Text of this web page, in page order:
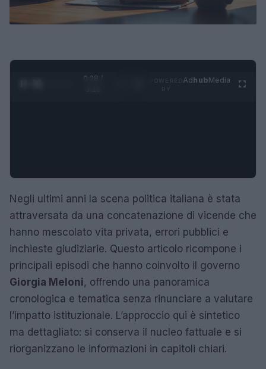
0:29 /
AdhubMedia
Negli ultimi anni la scena politica italiana è stata
attraversata da una concatenazione di vicende che
hanno mescolato vita privata, errori pubblici e
inchieste giudiziarie. Questo articolo ricompone i
principali episodi che hanno coinvolto il governo
Giorgia Meloni, offrendo una panoramica
cronologica e tematica senza rinunciare a valutare
l’impatto istituzionale. L’approccio qui è sintetico
ma dettagliato: si conserva il nucleo fattuale e si
riorganizzano le informazioni in capitoli chiari.